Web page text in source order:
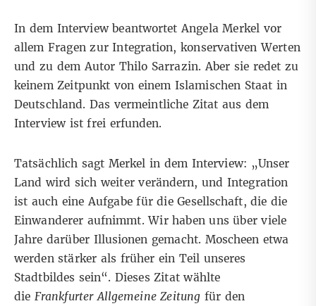
In dem Interview beantwortet Angela Merkel vor
allem Fragen zur Integration, konservativen Werten
und zu dem Autor Thilo Sarrazin. Aber sie redet zu
keinem Zeitpunkt von einem Islamischen Staat in
Deutschland. Das vermeintliche Zitat aus dem
Interview ist frei erfunden.
Tatsächlich sagt Merkel in dem Interview: „Unser
Land wird sich weiter verändern, und Integration
ist auch eine Aufgabe für die Gesellschaft, die die
Einwanderer aufnimmt. Wir haben uns über viele
Jahre darüber Illusionen gemacht. Moscheen etwa
werden stärker als früher ein Teil unseres
Stadtbildes sein“. Dieses Zitat wählte
die Frankfurter Allgemeine Zeitung für den